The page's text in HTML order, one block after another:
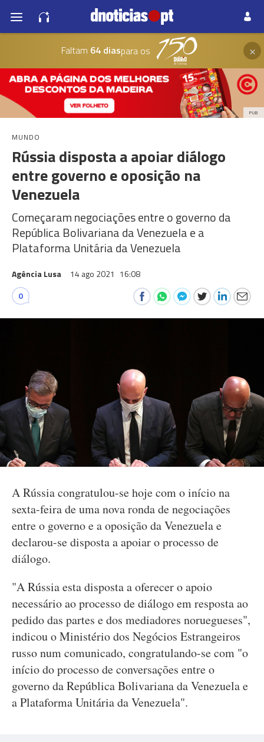
Faltam 64 diaspara os ×
PUB
MUNDO
Rússia disposta a apoiar diálogo
entre governo e oposição na
Venezuela
Começaram negociações entre o governo da
República Bolivariana da Venezuela e a
Plataforma Unitária da Venezuela
Agência Lusa 14 ago 2021 16:08
0
A Rússia congratulou-se hoje com o início na
sexta-feira de uma nova ronda de negociações
entre o governo e a oposição da Venezuela e
declarou-se disposta a apoiar o processo de
diálogo.
"A Rússia esta disposta a oferecer o apoio
necessário ao processo de diálogo em resposta ao
pedido das partes e dos mediadores noruegueses",
indicou o Ministério dos Negócios Estrangeiros
russo num comunicado, congratulando-se com "o
início do processo de conversações entre o
governo da República Bolivariana da Venezuela e
a Plataforma Unitária da Venezuela".